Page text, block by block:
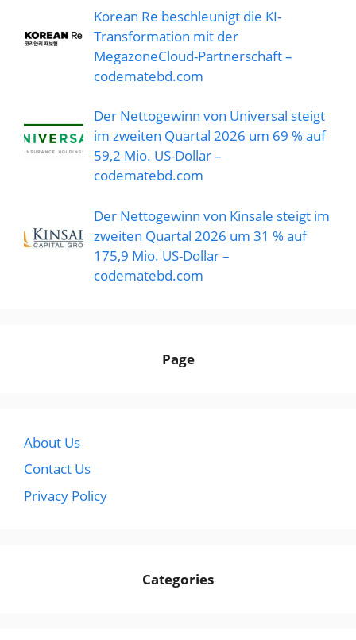
Korean Re beschleunigt die KI-
Transformation mit der
MegazoneCloud-Partnerschaft –
codematebd.com
Der Nettogewinn von Universal steigt
im zweiten Quartal 2026 um 69 % auf
59,2 Mio. US-Dollar –
codematebd.com
Der Nettogewinn von Kinsale steigt im
zweiten Quartal 2026 um 31 % auf
175,9 Mio. US-Dollar –
codematebd.com
Page
About Us
Contact Us
Privacy Policy
Categories